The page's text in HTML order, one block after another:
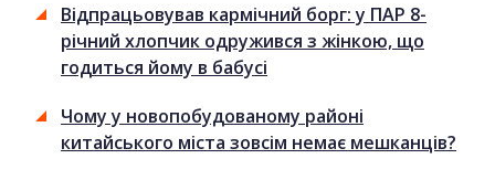
Відпрацьовував кармічний борг: у ПАР 8-
річний хлопчик одружився з жінкою, що
годиться йому в бабусі
Чому у новопобудованому районі
китайського міста зовсім немає мешканців?